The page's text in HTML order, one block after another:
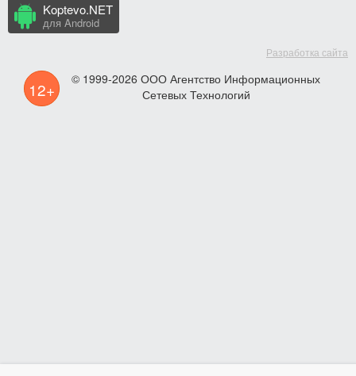
Koptevo.NET
для Android
Разработка сайта
12+
© 1999-2026 ООО Агентство Информационных
Сетевых Технологий